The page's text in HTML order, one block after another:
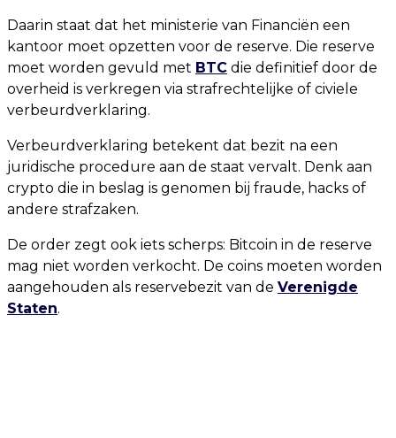
Daarin staat dat het ministerie van Financiën een
kantoor moet opzetten voor de reserve. Die reserve
moet worden gevuld met BTC die definitief door de
overheid is verkregen via strafrechtelijke of civiele
verbeurdverklaring.
Verbeurdverklaring betekent dat bezit na een
juridische procedure aan de staat vervalt. Denk aan
crypto die in beslag is genomen bij fraude, hacks of
andere strafzaken.
De order zegt ook iets scherps: Bitcoin in de reserve
mag niet worden verkocht. De coins moeten worden
aangehouden als reservebezit van de Verenigde
Staten.